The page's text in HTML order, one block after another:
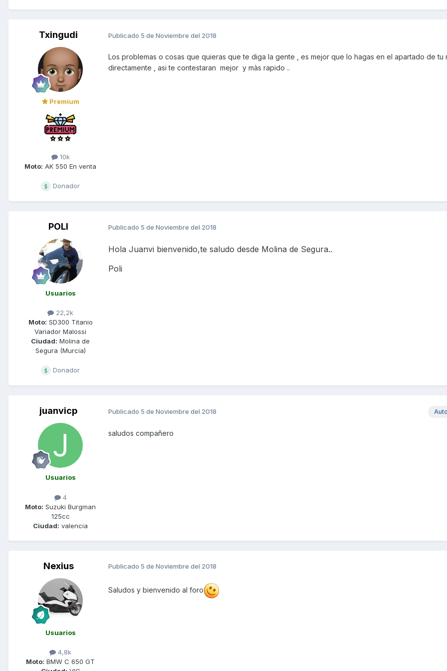
Txingudi
Premium
10k
Moto: AK 550 En venta
Donador
Publicado 5 de Noviembre del 2018
Los problemas o cosas que quieras que te diga la gente , es mejor que lo hagas en el apartado de tu
directamente , asi te contestaran mejor y màs rapido ..
POLI
Usuarios
22,2k
Moto: SD300 Titanio
Variador Malossi
Ciudad: Molina de
Segura (Murcia)
Donador
Publicado 5 de Noviembre del 2018
Hola Juanvi bienvenido,te saludo desde Molina de Segura..
Poli
juanvicp
Usuarios
4
Moto: Suzuki Burgman
125cc
Ciudad: valencia
Publicado 5 de Noviembre del 2018
saludos compañero
Nexius
Usuarios
4,8k
Moto: BMW C 650 GT
Publicado 5 de Noviembre del 2018
Saludos y bienvenido al foro